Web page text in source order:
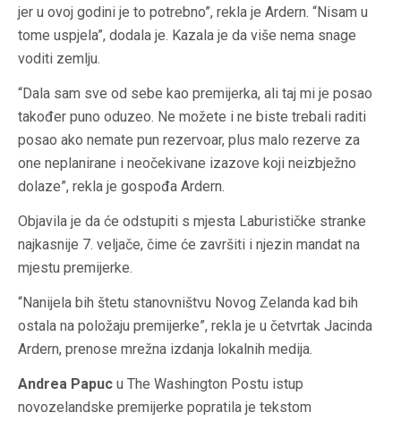
jer u ovoj godini je to potrebno”, rekla je Ardern. “Nisam u
tome uspjela”, dodala je. Kazala je da više nema snage
voditi zemlju.
“Dala sam sve od sebe kao premijerka, ali taj mi je posao
također puno oduzeo. Ne možete i ne biste trebali raditi
posao ako nemate pun rezervoar, plus malo rezerve za
one neplanirane i neočekivane izazove koji neizbježno
dolaze”, rekla je gospođa Ardern.
Objavila je da će odstupiti s mjesta Laburističke stranke
najkasnije 7. veljače, čime će završiti i njezin mandat na
mjestu premijerke.
“Nanijela bih štetu stanovništvu Novog Zelanda kad bih
ostala na položaju premijerke”, rekla je u četvrtak Jacinda
Ardern, prenose mrežna izdanja lokalnih medija.
Andrea Papuc u The Washington Postu istup
novozelandske premijerke popratila je tekstom